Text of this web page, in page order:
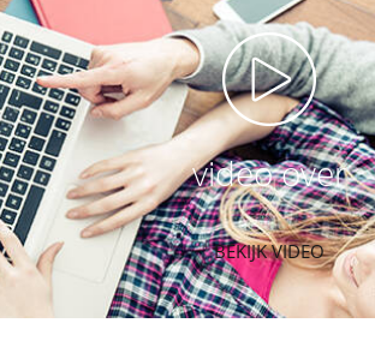
video over
BEKIJK VIDEO